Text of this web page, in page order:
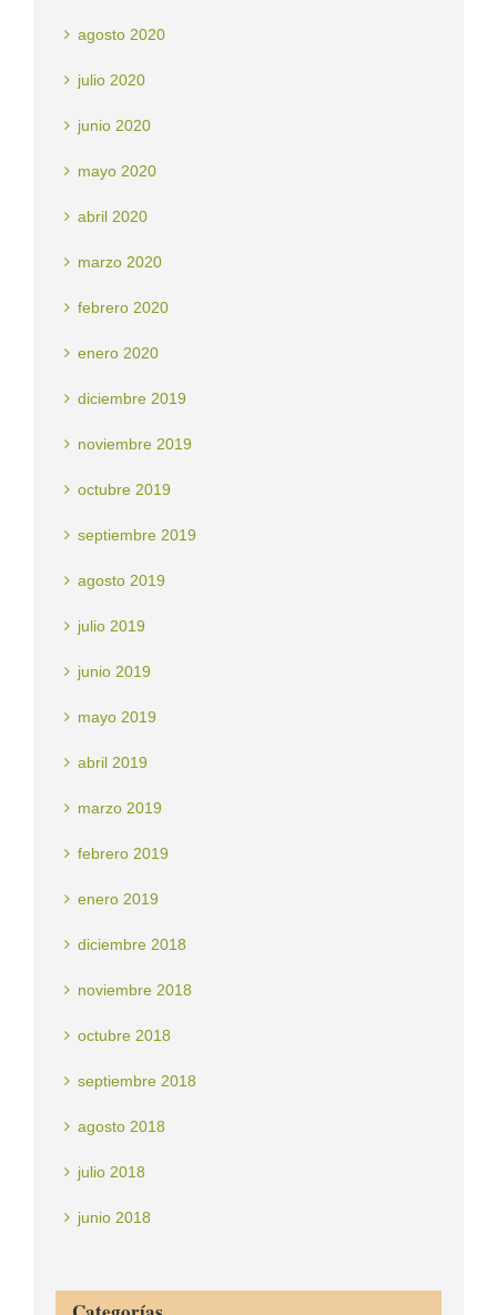
agosto 2020
julio 2020
junio 2020
mayo 2020
abril 2020
marzo 2020
febrero 2020
enero 2020
diciembre 2019
noviembre 2019
octubre 2019
septiembre 2019
agosto 2019
julio 2019
junio 2019
mayo 2019
abril 2019
marzo 2019
febrero 2019
enero 2019
diciembre 2018
noviembre 2018
octubre 2018
septiembre 2018
agosto 2018
julio 2018
junio 2018